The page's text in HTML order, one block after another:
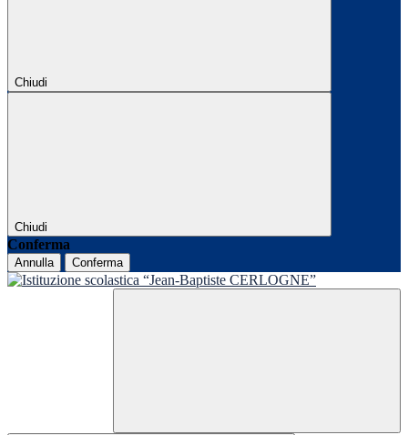
Chiudi
Chiudi
Conferma
Annulla Conferma